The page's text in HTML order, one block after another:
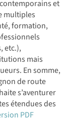
et
multiples
formation,
etc.),
mais
En somme,
de route
s’aventurer
étendues des
PDF